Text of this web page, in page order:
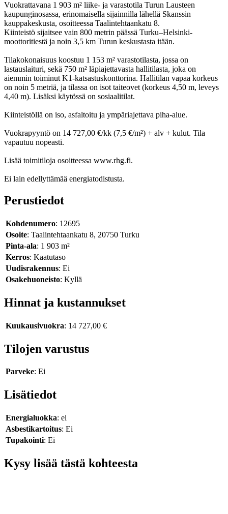
Vuokrattavana 1 903 m² liike- ja varastotila Turun Lausteen
kaupunginosassa, erinomaisella sijainnilla lähellä Skanssin
kauppakeskusta, osoitteessa Taalintehtaankatu 8.
Kiinteistö sijaitsee vain 800 metrin päässä Turku–Helsinki-
moottoritiestä ja noin 3,5 km Turun keskustasta itään.
Tilakokonaisuus koostuu 1 153 m² varastotilasta, jossa on
lastauslaituri, sekä 750 m² läpiajettavasta hallitilasta, joka on
aiemmin toiminut K1-katsastuskonttorina. Hallitilan vapaa korkeus
on noin 5 metriä, ja tilassa on isot taiteovet (korkeus 4,50 m, leveys
4,40 m). Lisäksi käytössä on sosiaalitilat.
Kiinteistöllä on iso, asfaltoitu ja ympäriajettava piha-alue.
Vuokrapyyntö on 14 727,00 €/kk (7,5 €/m²) + alv + kulut. Tila
vapautuu nopeasti.
Lisää toimitiloja osoitteessa www.rhg.fi.
Ei lain edellyttämää energiatodistusta.
Perustiedot
Kohdenumero: 12695
Osoite: Taalintehtaankatu 8, 20750 Turku
Pinta-ala: 1 903 m²
Kerros: Kaatutaso
Uudisrakennus: Ei
Osakehuoneisto: Kyllä
Hinnat ja kustannukset
Kuukausivuokra: 14 727,00 €
Tilojen varustus
Parveke: Ei
Lisätiedot
Energialuokka: ei
Asbestikartoitus: Ei
Tupakointi: Ei
Kysy lisää tästä kohteesta